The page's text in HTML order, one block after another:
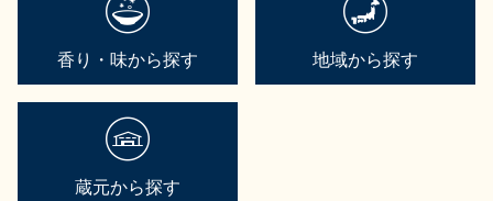
香り・味から探す 地域から探す
蔵元から探す